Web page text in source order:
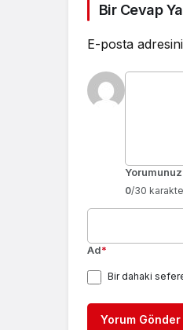
Bir Cevap
E-posta
Yorumunuz
0/30
Ad*
Bir dahaki
Yorum Gönder